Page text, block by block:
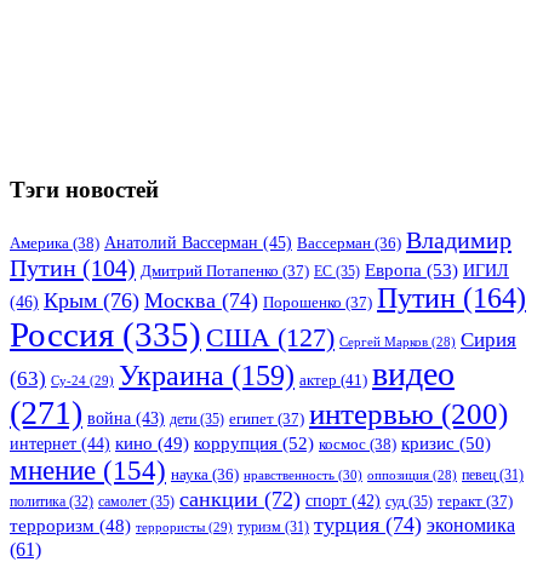
Тэги новостей
Америка (38) Анатолий Вассерман (45) Вассерман (36) Владимир
Путин (104) Дмитрий Потапенко (37) ЕС (35) Европа (53) ИГИЛ
(46) Крым (76) Москва (74) Порошенко (37) Путин (164)
Россия (335) США (127) Сергей Марков (28) Сирия
(63) Су-24 (29) Украина (159) актер (41) видео
(271) война (43) дети (35) египет (37) интервью (200)
интернет (44) кино (49) коррупция (52) космос (38) кризис (50)
мнение (154) наука (36) нравственность (30) оппозиция (28) певец (31)
политика (32) самолет (35) санкции (72) спорт (42) суд (35) теракт (37)
терроризм (48) террористы (29) туризм (31) турция (74) экономика
(61)